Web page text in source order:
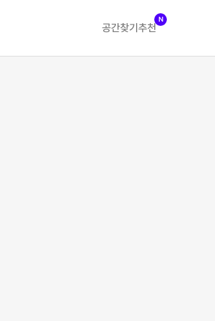
공간찾기 추천
N